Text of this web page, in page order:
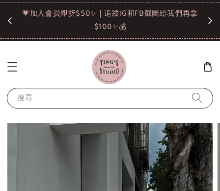
選
💗加入會員即折$50✨｜追蹤IG和FB截圖給我們再拿
$100✨💰
搜尋